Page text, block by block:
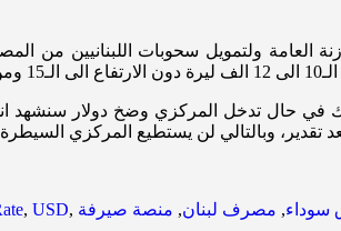
ولتمويل سحوبات اللبنانيين من
حال تدخل المركزي وضخ دولار سنشهد
تقدير، وبالتالي لن يستطيع المركزي
, USD, سوداء, مصرف لبنان, منصة صيرفة